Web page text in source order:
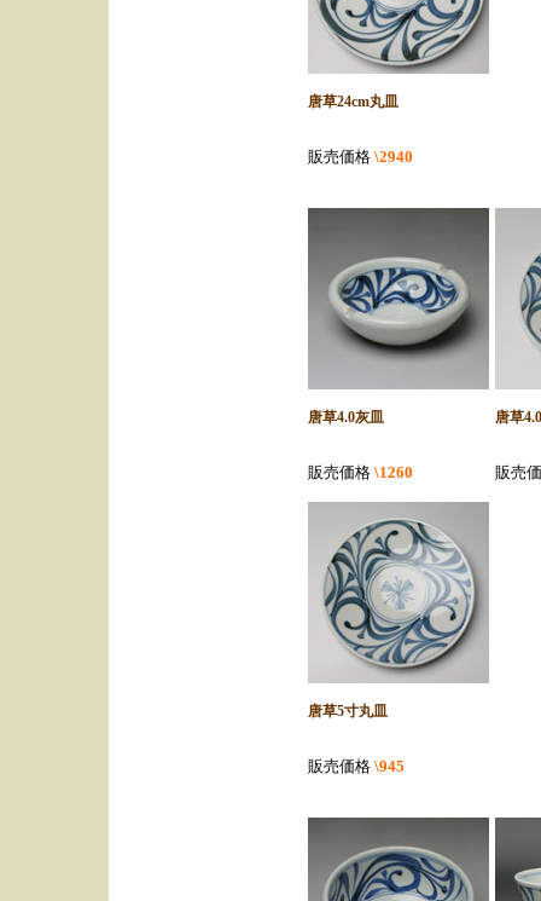
唐草24cm丸皿
販売価格 \2940
唐草4.0灰皿
販売価格 \1260
唐草
販売
唐草5寸丸皿
販売価格 \945